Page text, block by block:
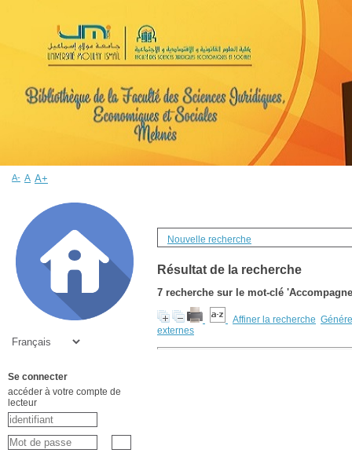
Nouvelle recherche
Résultat de la recherche
7 recherche sur le mot-clé
Affiner la recherche
externes
A- A A+
Se connecter
accéder à votre compte de
lecteur